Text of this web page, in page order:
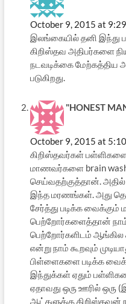
October 9, 2015 at
இலங்கையில் தனி இந்து
கிறிஸ்தவ அதிபர்களை
நடவடிக்கை மேற்கத்திய
படுகிறது.
"HONEST
October 9, 2015 at
கிறிஸ்தவர்கள் பள்ளிகளை
மாணவர்களை brain
செய்வதற்குத்தான்.
இந்த மரணங்கள். அது
சேர்த்து படிக்க
பெற்றோர்களைத்தான்
பெற்றோர்களிடம்
என்று நாம் கூறவும்
பிள்ளைகளை படிக்க
இந்துக்கள் ஏதும்
ஏதாவது ஒரு ஊரில் ஒரு
ஆட்களுக்கு கிறிஸ்தவன்